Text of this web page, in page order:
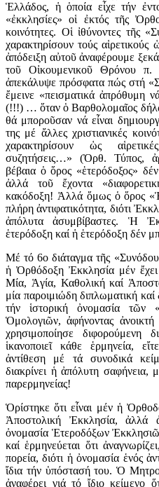
Ἑλλάδος, ἡ ὁποία εἶχε τήν
«ἐκκλησίες» οἱ ἐκτός τῆς
κοινότητες. Οἱ ἰθύνοντες τῆς
χαρακτηρίσουν τούς
ἀπόδειξη αὐτοῦ ἀναφέρουμε
τοῦ Οἰκουμενικοῦ Θρόνου
ἀπεκάλυψε πρόσφατα πώς στή
ἔμεινε «πεισματικά ἀπρόθυμη
(!!!) … ὅταν ὁ Βαρθολομαῖος
θά μποροῦσαν νά εἶναι
της μέ ἄλλες χριστιανικές
χαρακτηρίσουν ὡς
συζητήσεις…» (Ὀρθ. Τύπος,
βέβαια ὁ ὅρος «ἑτερόδοξος»
ἀλλά τοῦ ἔχοντα
κακόδοξη! Ἀλλά ὅμως ὁ ὅρος
πλήρη ἀντιφατικότητα, διότι
ἀπόλυτα ἀσυμβίβαστες. Ἡ
ἑτερόδοξη καί ἡ ἑτερόδοξη δέν
Μέ τό 6ο διάταγμα τῆς
ἡ Ὀρθόδοξη Ἐκκλησία μέν ἔχει
Μία, Ἁγία, Καθολική καί
μία παροιμιώδη διπλωματική
τήν ἱστορική ὀνομασία τῶν
Ὁμολογιῶν, ἀφήνοντας
χρησιμοποίησε
ἱκανοποιεῖ κάθε ἑρμηνεία,
ἀντίθεση μέ τά συνοδικά
διακρίνει ἡ ἀπόλυτη σαφήνεια,
παρερμηνείας!
Ὁρίστηκε ὅτι εἶναι μέν ἡ
Ἀποστολική Ἐκκλησία, ἀλλά
ὀνομασία Ἑτεροδόξων
καί ἑρμηνεύεται ὅτι
πορεία, διότι ἡ ὀνομασία ἑνός
ἴδια τήν ὑπόστασή του. Ὁ
ἀναφέρει γιά τό ἴδιο κείμενο